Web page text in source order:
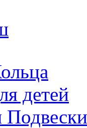
детей
Подвески